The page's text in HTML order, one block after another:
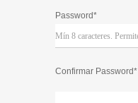
Password*
Confirmar Password*